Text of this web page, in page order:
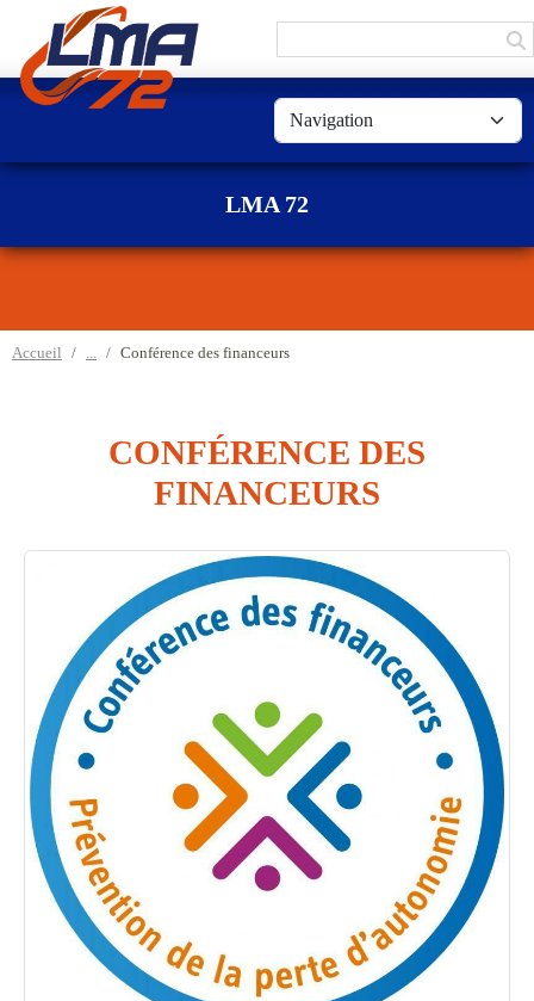
LMA 72
Accueil Conférence des financeurs
CONFÉRENCE DES
FINANCEURS
Panneau de gestion des cookies